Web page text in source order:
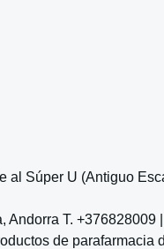
al Súper U (Antiguo
T. +376828009 |
de parafarmacia